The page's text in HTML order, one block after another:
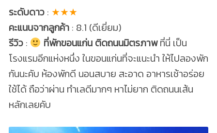
ระดับดาว: ★★★
คะแนนจากลูกค้า: 8.1 (ดีเยี่ยม)
รีวิว: ที่พักขอนแก่น ติดถนนมิตรภาพที่นี่ เป็น
โรงแรมอีกแห่งหนึ่ง ในขอนแก่นที่จะแนะนำ ให้ไปลองพัก
กันนะคับ ห้องพักดี นอนสบาย สะอาด อาหารเช้าอร่อย
ใช้ได้ ถือว่าผ่าน ทำเลดีมากๆ หาไม่ยาก ติดถนนเส้น
หลักเลยคับ